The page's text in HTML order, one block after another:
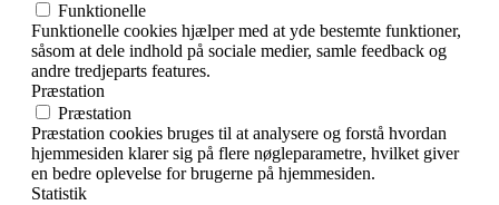
Funktionelle
Funktionelle cookies hjælper med at yde bestemte funktioner,
såsom at dele indhold på sociale medier, samle feedback og
andre tredjeparts features.
Præstation
Præstation
Præstation cookies bruges til at analysere og forstå hvordan
hjemmesiden klarer sig på flere nøgleparametre, hvilket giver
en bedre oplevelse for brugerne på hjemmesiden.
Statistik